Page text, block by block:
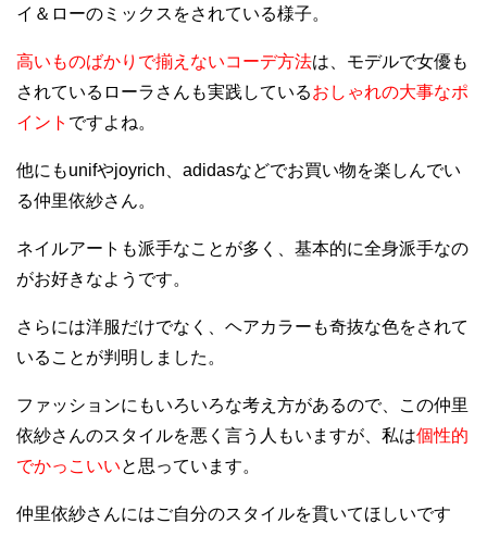
イ＆ローのミックスをされている様子。
高いものばかりで揃えないコーデ方法は、モデルで女優も
されているローラさんも実践しているおしゃれの大事なポ
イント ですよね。
他にもunifやjoyrich、adidasなどでお買い物を楽しんでい
る仲里依紗さん。
ネイルアートも派手なことが多く、基本的に全身派手なの
がお好きなようです。
さらには洋服だけでなく、ヘアカラーも奇抜な色をされて
いることが判明しました。
ファッションにもいろいろな考え方があるので、この仲里
依紗さんのスタイルを悪く言う人もいますが、私は個性的
でかっこいいと思っています。
仲里依紗さんにはご自分のスタイルを貫いてほしいです